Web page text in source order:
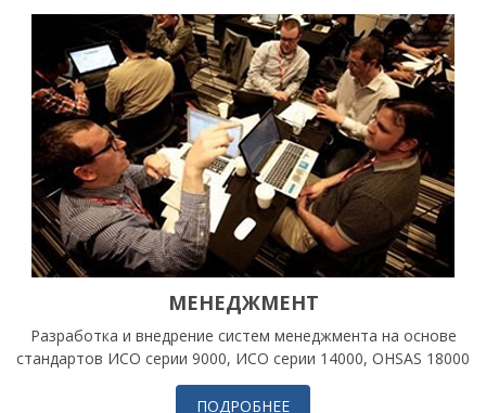
МЕНЕДЖМЕНТ
Разработка и внедрение систем менеджмента на основе
стандартов ИСО серии 9000, ИСО серии 14000, OHSAS 18000
ПОДРОБНЕЕ